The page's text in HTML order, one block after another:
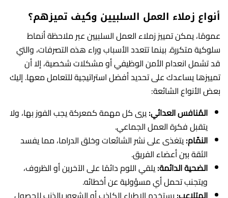
أنواع زملاء العمل السلبيين وكيف تميزهم؟
عمومًا، يمكن تمييز زملاء العمل السلبيين عبر ملاحظة أنماط
سلوكية متكررة. بينما تتعدد الأسباب وراء هذه التصرفات، والتي
قد تشمل انعدام الأمن الوظيفي أو مشكلات شخصية، إلا أن
تمييزها يساعدك على تحديد أفضل استراتيجية للتعامل معها. إليك
بعض الأنواع الشائعة:
المُنافس العدائي:يرى كل مهمة كمعركة يجب الفوز بها، ولا
يتقبل فكرة العمل الجماعي.
النمّام:يتغذى على نشر الشائعات وخلق الدراما، مما يفسد
الثقة بين أعضاء الفريق.
الضحية الدائمة:يلقي اللوم دائمًا على الآخرين أو الظروف،
ويتجنب تحمل أي مسؤولية عن أخطائه.